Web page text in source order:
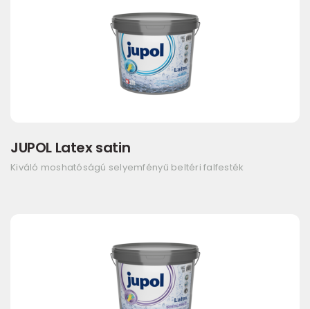
JUPOL Latex satin
Kiváló moshatóságú selyemfényű beltéri falfesték